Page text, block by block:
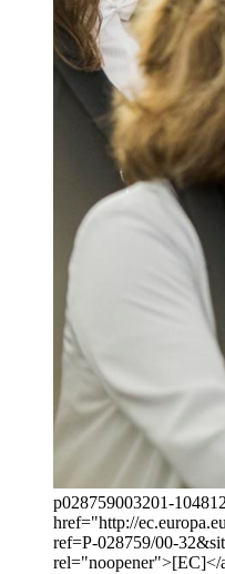
p028759003201-
href="http://
ref=P-028759/00-
rel="noopener">[EC]</